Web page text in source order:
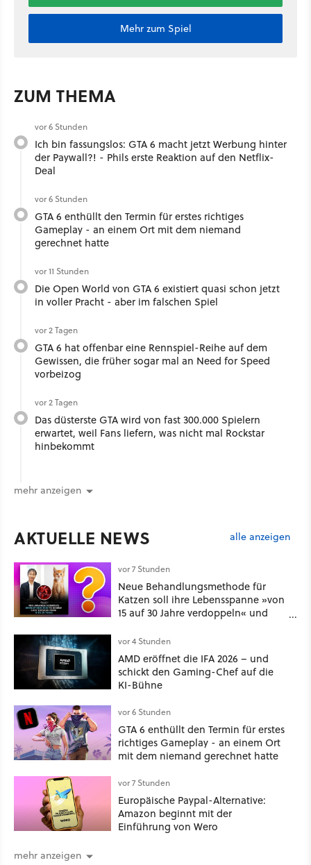
Mehr zum Spiel
ZUM THEMA
vor 6 Stunden
Ich bin fassungslos: GTA 6 macht jetzt Werbung hinter
der Paywall?! - Phils erste Reaktion auf den Netflix-
Deal
vor 6 Stunden
GTA 6 enthüllt den Termin für erstes richtiges
Gameplay - an einem Ort mit dem niemand
gerechnet hatte
vor 11 Stunden
Die Open World von GTA 6 existiert quasi schon jetzt
in voller Pracht - aber im falschen Spiel
vor 2 Tagen
GTA 6 hat offenbar eine Rennspiel-Reihe auf dem
Gewissen, die früher sogar mal an Need for Speed
vorbeizog
vor 2 Tagen
Das düsterste GTA wird von fast 300.000 Spielern
erwartet, weil Fans liefern, was nicht mal Rockstar
hinbekommt
mehr anzeigen
AKTUELLE NEWS alle anzeigen
vor 7 Stunden
Neue Behandlungsmethode für
Katzen soll ihre Lebensspanne »von
15 auf 30 Jahre verdoppeln« und
kritisch damit auseinander
vor 4 Stunden
AMD eröffnet die IFA 2026 – und
schickt den Gaming-Chef auf die
KI-Bühne
vor 6 Stunden
GTA 6 enthüllt den Termin für erstes
richtiges Gameplay - an einem Ort
mit dem niemand gerechnet hatte
vor 7 Stunden
Europäische Paypal-Alternative:
Amazon beginnt mit der
Einführung von Wero
mehr anzeigen